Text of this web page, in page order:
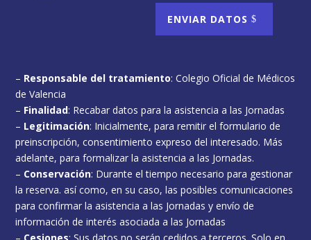
ENVIAR DATOS
– Responsable del tratamiento: Colegio Oficial de Médicos
de Valencia
– Finalidad: Recabar datos para la asistencia a las Jornadas
– Legitimación: Inicialmente, para remitir el formulario de
preinscripción, consentimiento expreso del interesado. Más
adelante, para formalizar la asistencia a las Jornadas.
– Conservación: Durante el tiempo necesario para gestionar
la reserva. así como, en su caso, las posibles comunicaciones
para confirmar la asistencia a las Jornadas y envío de
información de interés asociada a las Jornadas